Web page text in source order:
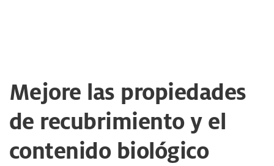
Mejore las propiedades
de recubrimiento y el
contenido biológico